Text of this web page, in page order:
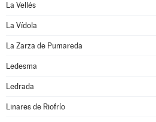
La Vellés
La Vídola
La Zarza de Pumareda
Ledesma
Ledrada
Linares de Riofrío